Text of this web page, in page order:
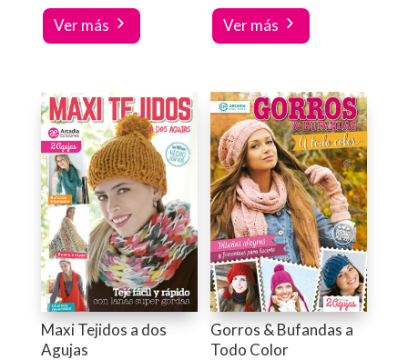
Ver más Ver más
Maxi Tejidos a dos
Agujas
Gorros & Bufandas a
Todo Color